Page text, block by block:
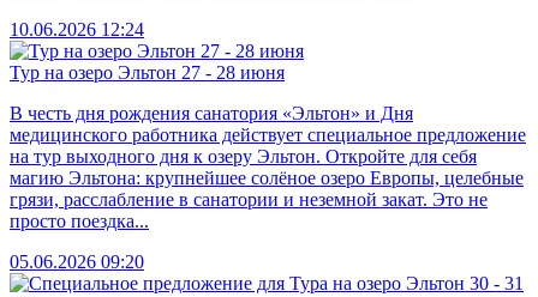
10.06.2026 12:24
Тур на озеро Эльтон 27 - 28 июня
В честь дня рождения санатория «Эльтон» и Дня
медицинского работника действует специальное предложение
на тур выходного дня к озеру Эльтон. Откройте для себя
магию Эльтона: крупнейшее солёное озеро Европы, целебные
грязи, расслабление в санатории и неземной закат. Это не
просто поездка...
05.06.2026 09:20